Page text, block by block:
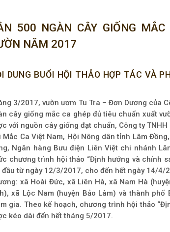
500 NGÀN CÂY GIỐNG
NĂM 2017
DUNG BUỔI HỘI THẢO HỢP TÁC VÀ
3/2017, vườn ươm Tu Tra – Đơn Dương của
cây giống mắc ca ghép đủ tiêu chuẩn xuất
với nguồn cây giống đạt chuẩn, Công ty
Mắc Ca Việt Nam, Hội Nông dân tỉnh Lâm
Ngân hàng Bưu điện Liên Việt chi nhánh
chương trình hội thảo “Định hướng và chính
đầu từ ngày 12/3/2017, cho đến hết ngày 14/
xã Hoài Đức, xã Liên Hà, xã Nam Hà
xã Lộc Nam (huyện Bảo Lâm) và thành
gia. Theo kế hoạch, chương trình hội thảo
kéo dài đến hết tháng 5/2017.